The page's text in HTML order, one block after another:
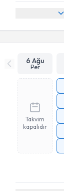
6 Ağu
Per
Takvim
kapalıdır